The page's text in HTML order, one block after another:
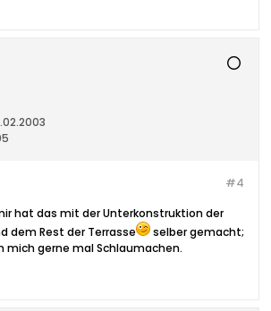
#4
hat das mit der Unterkonstruktion der
dem Rest der Terrasse
selber gemacht;
mich gerne mal Schlaumachen.